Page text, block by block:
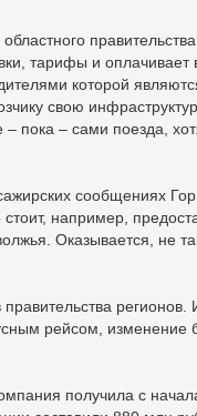
тарифы и оплачивает
которой
свою
– пока – сами поезда,
сообщениях
например,
Оказывается, не
регионов.
рейсом, изменение
получила с